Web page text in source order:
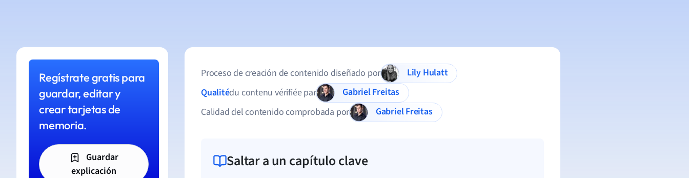
Regístrate gratis para
guardar, editar y
crear tarjetas de
memoria.
Guardar
explicación
Proceso de creación de contenido diseñado por
Lily Hulatt
Qualitédu contenu vérifiée par
Gabriel Freitas
Calidad del contenido comprobada por
Gabriel Freitas
Saltar a un capítulo clave